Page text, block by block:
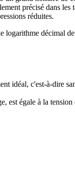
précisé dans
réduites.
décimal
idéal, c'est-à-dire
est égale à la